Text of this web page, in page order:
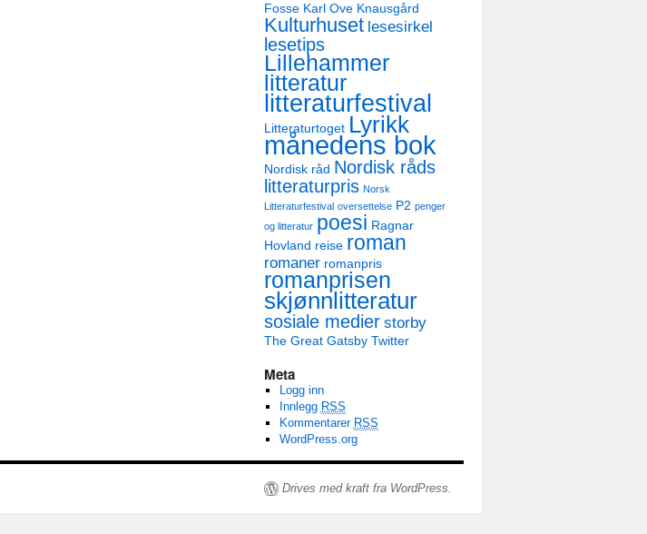
Fosse Karl Ove Knausgård
Kulturhuset lesesirkel
lesetips
Lillehammer
litteratur
litteraturfestival
Litteraturtoget Lyrikk
månedens bok
Nordisk råd Nordisk råds
litteraturpris Norsk
Litteraturfestival oversettelse P2 penger
og litteratur poesi Ragnar
Hovland reise roman
romaner romanpris
romanprisen
skjønnlitteratur
sosiale medier storby
The Great Gatsby Twitter
Meta
Logg inn
Innlegg RSS
Kommentarer RSS
WordPress.org
Drives med kraft fra WordPress.